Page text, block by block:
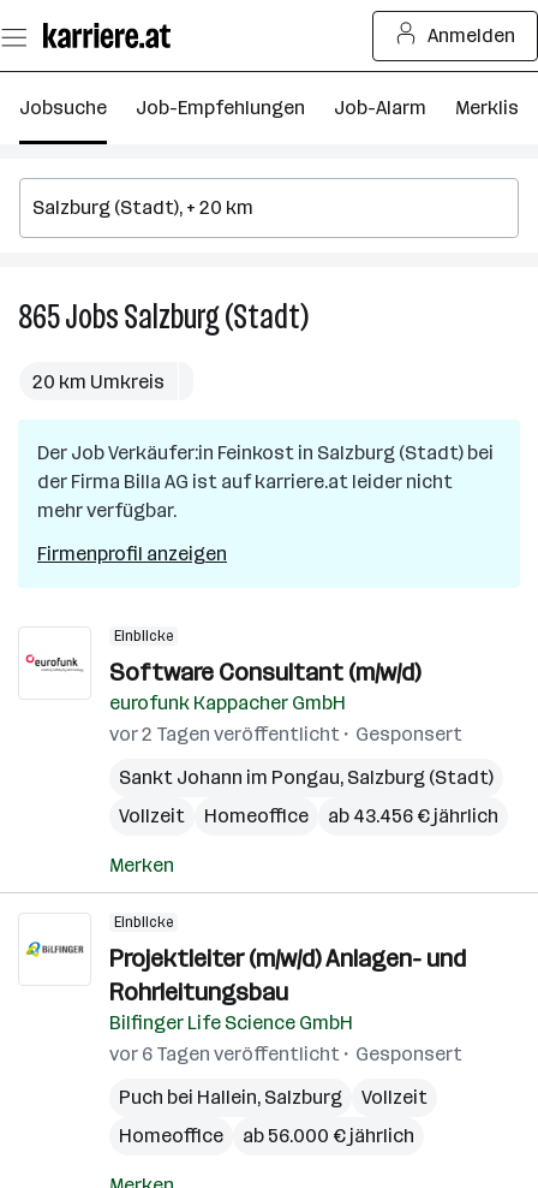
Seiteninhalt
springen
Anmelden
Jobsuche Job-Empfehlungen Job-Alarm Merkliste
865JobsSalzburg (Stadt)865
(Stadt)
20 km Umkreis
Der JobVerkäufer:in Feinkost in Salzburg (Stadt) bei
der Firma Billa AG ist auf karriere.at leider nicht
mehr verfügbar.
Firmenprofil anzeigen
Einblicke
Software Consultant (m/w/d)
eurofunk Kappacher GmbH
vor 2 Tagen veröffentlicht
Gesponsert
Sankt Johann im Pongau, Salzburg (Stadt)
Vollzeit
Homeoffice ab 43.456 € jährlich
Merken
Einblicke
Projektleiter (m/w/d) Anlagen- und
Rohrleitungsbau
Bilfinger Life Science GmbH
vor 6 Tagen veröffentlicht
Gesponsert
Puch bei Hallein, Salzburg
Vollzeit
Homeoffice
ab 56.000 € jährlich